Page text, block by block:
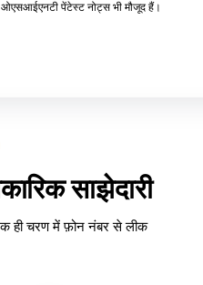
ओएसआईएनटी पेंटेस्ट नोट्स भी मौजूद हैं।
साझेदारी
ही चरण में फ़ोन नंबर से लीक